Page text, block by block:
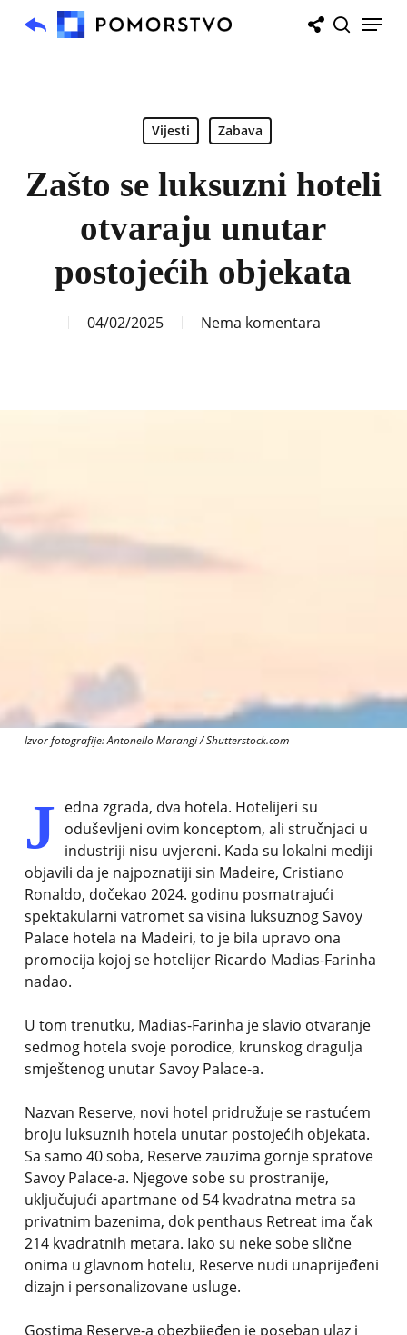
Menu
Vijesti Zabava
Zašto se luksuzni hoteli
otvaraju unutar
postojećih objekata
04/02/2025 Nema komentara
Izvor fotografije: Antonello Marangi / Shutterstock.com
J edna zgrada, dva hotela. Hotelijeri su
oduševljeni ovim konceptom, ali stručnjaci u
industriji nisu uvjereni. Kada su lokalni mediji
objavili da je najpoznatiji sin Madeire, Cristiano
Ronaldo, dočekao 2024. godinu posmatrajući
spektakularni vatromet sa visina luksuznog Savoy
Palace hotela na Madeiri, to je bila upravo ona
promocija kojoj se hotelijer Ricardo Madias-Farinha
nadao.
U tom trenutku, Madias-Farinha je slavio otvaranje
sedmog hotela svoje porodice, krunskog dragulja
smještenog unutar Savoy Palace-a.
Nazvan Reserve, novi hotel pridružuje se rastućem
broju luksuznih hotela unutar postojećih objekata.
Sa samo 40 soba, Reserve zauzima gornje spratove
Savoy Palace-a. Njegove sobe su prostranije,
uključujući apartmane od 54 kvadratna metra sa
privatnim bazenima, dok penthaus Retreat ima čak
214 kvadratnih metara. Iako su neke sobe slične
onima u glavnom hotelu, Reserve nudi unaprijeđeni
dizajn i personalizovane usluge.
Gostima Reserve-a obezbijeđen je poseban ulaz i